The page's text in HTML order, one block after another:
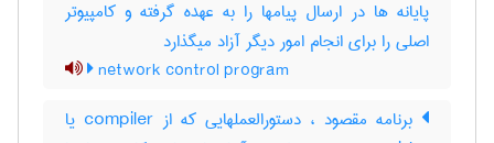
پایانه ها در ارسال پیامها را به عهده گرفته و کامپیوتر
اصلی را برای انجام امور دیگر آزاد میگذارد
network control program
برنامه مقصود ، دستورالعملهایی که از compiler یا